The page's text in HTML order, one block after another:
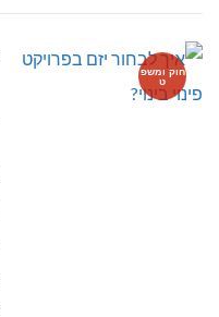
חוק ומשפ
ט